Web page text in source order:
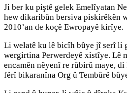
Ji ber ku piştê gelek Emelîyatan
hew dikaribûn bersiva piskirêkên
2010’an de koçê Ewropayê kirîye.
Li welatê ku lê bicîh bûye jî serî li
wergirtina Perwerdeyê xistîye. Lê
encamên nêyenî re rûbirû maye,
fêrî bikaranîna Org û Tembûrê